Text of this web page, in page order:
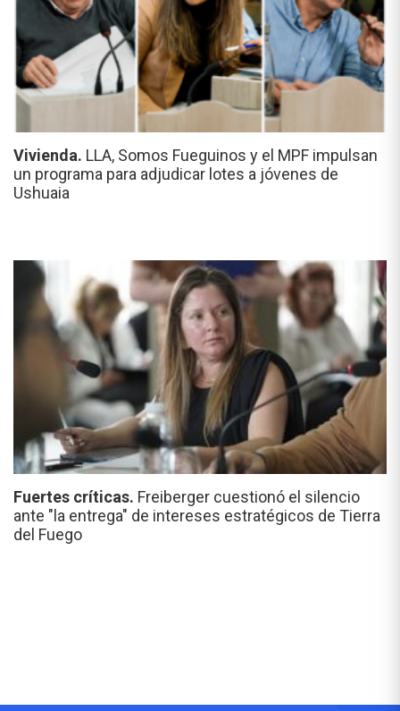
Vivienda. LLA, Somos Fueguinos y el MPF impulsan
un programa para adjudicar lotes a jóvenes de
Ushuaia
Fuertes críticas. Freiberger cuestionó el silencio
ante "la entrega" de intereses estratégicos de Tierra
del Fuego